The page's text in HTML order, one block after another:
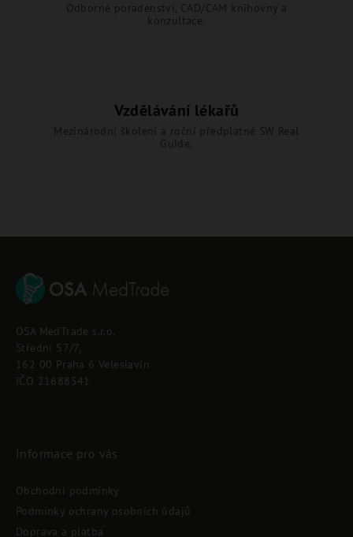
Odborné poradenství, CAD/CAM knihovny a
konzultace.
Vzdělávání lékařů
Mezinárodní školení a roční předplatné SW Real
Guide.
OSA MedTrade s.r.o.
Střední 57/7,
162 00 Praha 6 Veleslavín
IČO 21688541
Informace pro vás
Obchodní podmínky
Podmínky ochrany osobních údajů
Doprava a platba